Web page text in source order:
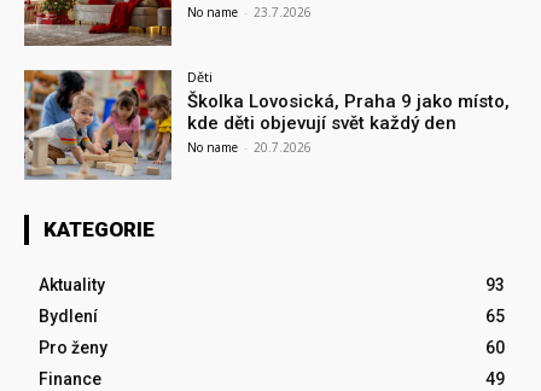
No name - 23.7.2026
Děti
Školka Lovosická, Praha 9 jako místo,
kde děti objevují svět každý den
No name - 20.7.2026
KATEGORIE
Aktuality
93
Bydlení
65
Pro ženy
60
Finance
49